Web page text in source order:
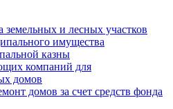
земельных и лесных участков
имущества
казны
компаний для
домов
домов за счет средств фонда